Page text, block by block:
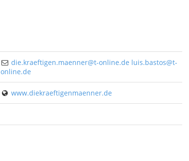
die.kraeftigen.maenner@t-online.de luis.bastos@t-
online.de
www.diekraeftigenmaenner.de